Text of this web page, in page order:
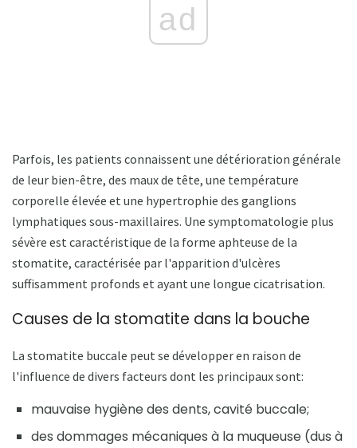
ad
Parfois, les patients connaissent une détérioration générale
de leur bien-être, des maux de tête, une température
corporelle élevée et une hypertrophie des ganglions
lymphatiques sous-maxillaires. Une symptomatologie plus
sévère est caractéristique de la forme aphteuse de la
stomatite, caractérisée par l'apparition d'ulcères
suffisamment profonds et ayant une longue cicatrisation.
Causes de la stomatite dans la bouche
La stomatite buccale peut se développer en raison de
l'influence de divers facteurs dont les principaux sont:
mauvaise hygiène des dents, cavité buccale;
des dommages mécaniques à la muqueuse (dus à